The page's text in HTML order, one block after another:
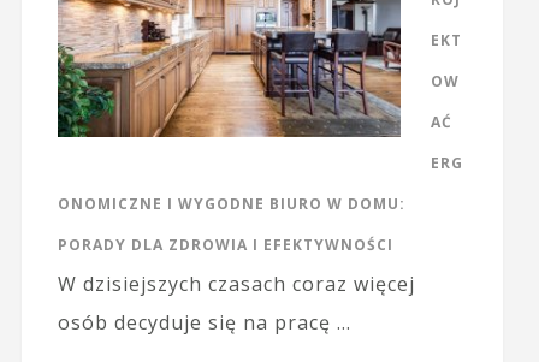
EKT
OW
AĆ
ERG
ONOMICZNE I WYGODNE BIURO W DOMU:
PORADY DLA ZDROWIA I EFEKTYWNOŚCI
W dzisiejszych czasach coraz więcej
osób decyduje się na pracę …